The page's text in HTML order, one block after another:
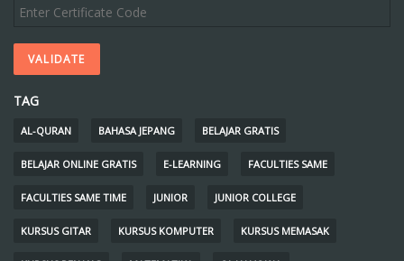
TAG
AL-QURAN BAHASA JEPANG BELAJAR GRATIS
BELAJAR ONLINE GRATIS E-LEARNING FACULTIES SAME
FACULTIES SAME TIME JUNIOR JUNIOR COLLEGE
KURSUS GITAR KURSUS KOMPUTER KURSUS MEMASAK